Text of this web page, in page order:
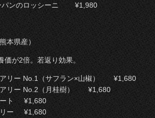
パンのロッシーニ ¥1,980
本県産）
価が2倍。若返り効果。
アリー No.1（サフラン×山椒） ¥1,680
アリー No.2（月桂樹） ¥1,680
ート ¥1,680
リー ¥1,680